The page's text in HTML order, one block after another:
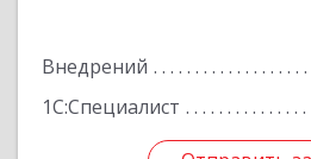
Внедрений
1С:Специалист